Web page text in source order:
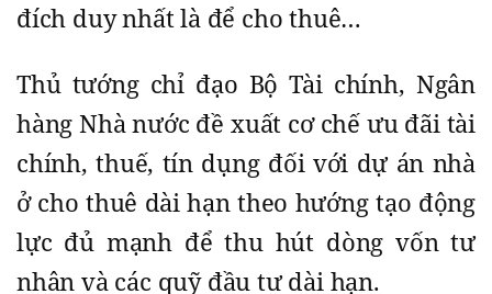
đích duy nhất là để cho thuê…
Thủ tướng chỉ đạo Bộ Tài chính, Ngân
hàng Nhà nước đề xuất cơ chế ưu đãi tài
chính, thuế, tín dụng đối với dự án nhà
ở cho thuê dài hạn theo hướng tạo động
lực đủ mạnh để thu hút dòng vốn tư
nhân và các quỹ đầu tư dài hạn.